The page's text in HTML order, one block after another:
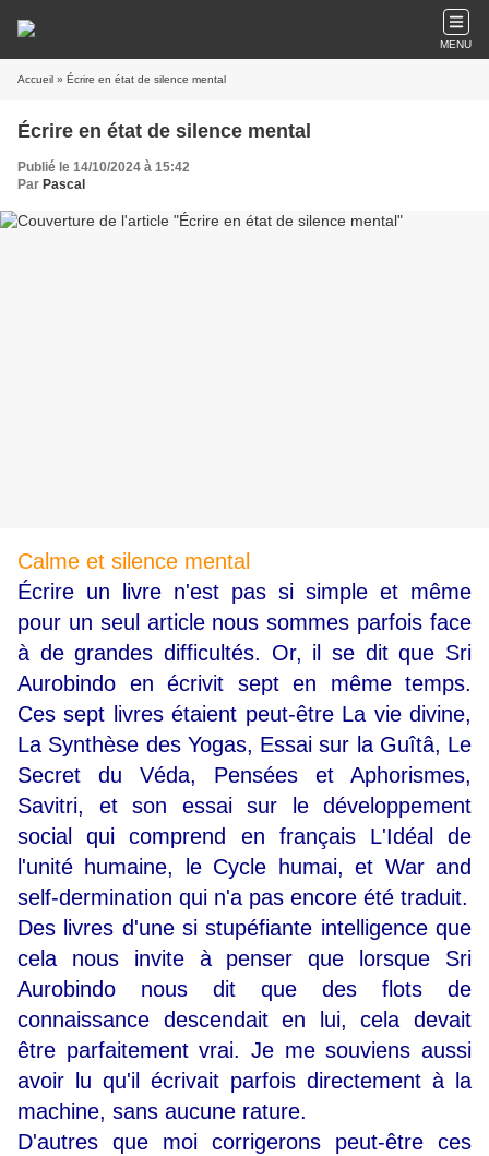
MENU
Accueil » Écrire en état de silence mental
Écrire en état de silence mental
Publié le 14/10/2024 à 15:42
Par Pascal
Calme et silence mental
Écrire un livre n'est pas si simple et même
pour un seul article nous sommes parfois face
à de grandes difficultés. Or, il se dit que Sri
Aurobindo en écrivit sept en même temps.
Ces sept livres étaient peut-être La vie divine,
La Synthèse des Yogas, Essai sur la Guîtâ, Le
Secret du Véda, Pensées et Aphorismes,
Savitri, et son essai sur le développement
social qui comprend en français L'Idéal de
l'unité humaine, le Cycle humai, et War and
self-dermination qui n'a pas encore été traduit.
Des livres d'une si stupéfiante intelligence que
cela nous invite à penser que lorsque Sri
Aurobindo nous dit que des flots de
connaissance descendait en lui, cela devait
être parfaitement vrai. Je me souviens aussi
avoir lu qu'il écrivait parfois directement à la
machine, sans aucune rature.
D'autres que moi corrigerons peut-être ces